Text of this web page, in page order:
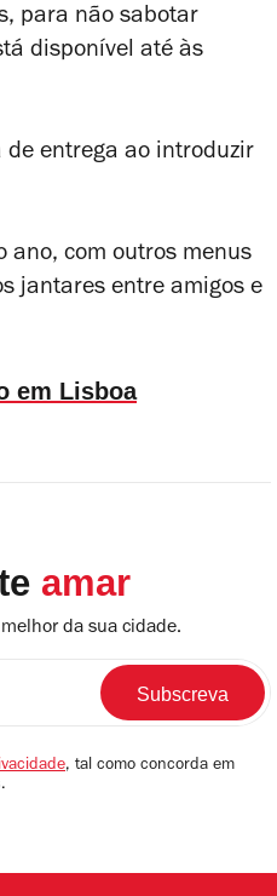
para não sabotar
disponível até às
de entrega ao introduzir
com outros menus
jantares entre amigos e
em Lisboa
amar
da sua cidade.
, tal como concorda em